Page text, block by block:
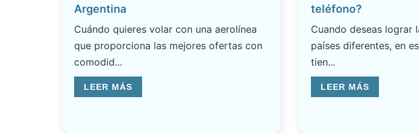
Argentina
Cuándo quieres volar con una aerolínea
que proporciona las mejores ofertas con
comodid...
LEER MÁS
teléfono?
Cuando deseas lograr
países diferentes, en
tien...
LEER MÁS